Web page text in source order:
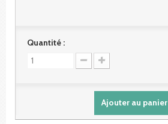
Quantité :
Ajouter au panier